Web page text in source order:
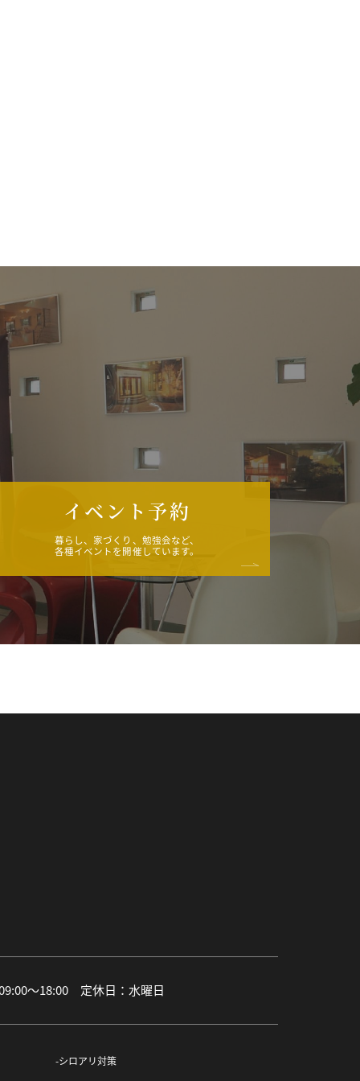
イベント予約
暮らし、家づくり、勉強会など、
各種イベントを開催しています。
〜18:00 定休日：水曜日
シロアリ対策